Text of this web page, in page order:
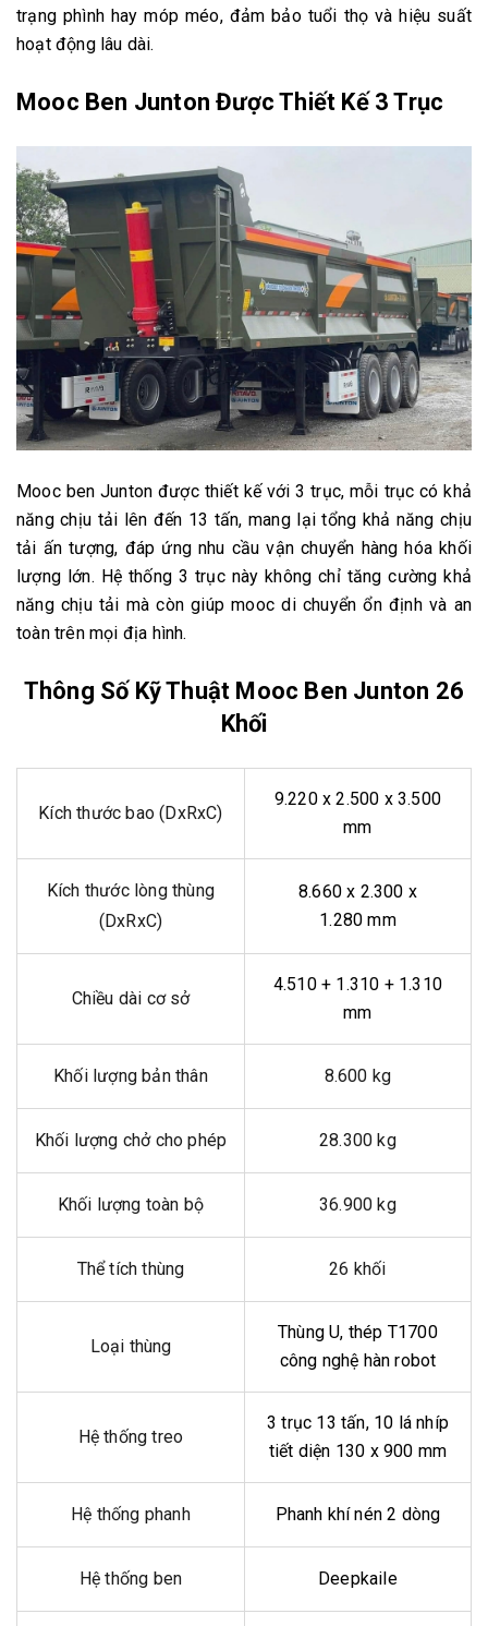
trạng phình hay móp méo, đảm bảo tuổi thọ và hiệu suất
hoạt động lâu dài.
Mooc Ben Junton Được Thiết Kế 3 Trục
Mooc ben Junton được thiết kế với 3 trục, mỗi trục có khả
năng chịu tải lên đến 13 tấn, mang lại tổng khả năng chịu
tải ấn tượng, đáp ứng nhu cầu vận chuyển hàng hóa khối
lượng lớn. Hệ thống 3 trục này không chỉ tăng cường khả
năng chịu tải mà còn giúp mooc di chuyển ổn định và an
toàn trên mọi địa hình.
Thông Số Kỹ Thuật Mooc Ben Junton 26
Khối
Kích thước bao (DxRxC)
9.220 x 2.500 x 3.500
mm
Kích thước lòng thùng
(DxRxC)
8.660 x 2.300 x
1.280 mm
Chiều dài cơ sở
4.510 + 1.310 + 1.310
mm
Khối lượng bản thân 8.600 kg
Khối lượng chở cho phép 28.300 kg
Khối lượng toàn bộ 36.900 kg
Thể tích thùng 26 khối
Loại thùng
Thùng U, thép T1700
công nghệ hàn robot
Hệ thống treo
3 trục 13 tấn, 10 lá nhíp
tiết diện 130 x 900 mm
Hệ thống phanh Phanh khí nén 2 dòng
Hệ thống ben Deepkaile